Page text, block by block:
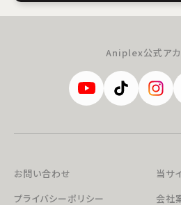
Aniplex公式アカ
お問い合わせ
当サ
プライバシーポリシー
会社